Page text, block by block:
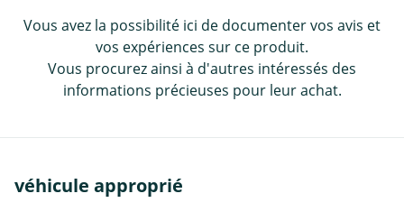
Vous avez la possibilité ici de documenter vos avis et
vos expériences sur ce produit.
Vous procurez ainsi à d'autres intéressés des
informations précieuses pour leur achat.
véhicule approprié